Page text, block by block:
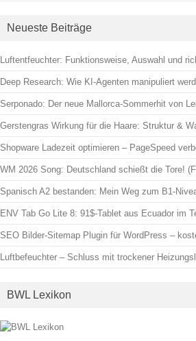
Neueste Beiträge
Luftentfeuchter: Funktionsweise, Auswahl und
Deep Research: Wie KI-Agenten manipuliert
Serponado: Der neue Mallorca-Sommerhit von
Gerstengras Wirkung für die Haare: Struktur &
Shopware Ladezeit optimieren – PageSpeed
WM 2026 Song: Deutschland schießt die Tore!
Spanisch A2 bestanden: Mein Weg zum B1-
ENV Tab Go Lite 8: 91$-Tablet aus Ecuador im
SEO Bilder-Sitemap Plugin für WordPress –
Luftbefeuchter – Schluss mit trockener
BWL Lexikon